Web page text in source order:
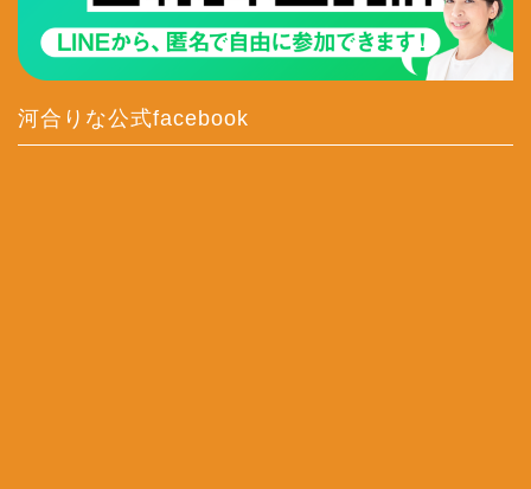
河合りな公式facebook